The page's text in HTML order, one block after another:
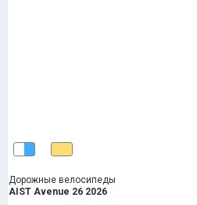
Дорожные велосипеды
AIST Avenue 26 2026